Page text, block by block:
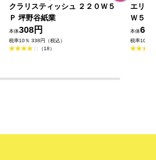
クラリスティッシュ ２２０Ｗ５
Ｐ 坪野谷紙業
本体308円
税率10％ 338円（税込）
（18）
エリエ
Ｗ５Ｐ
本体
税率10％